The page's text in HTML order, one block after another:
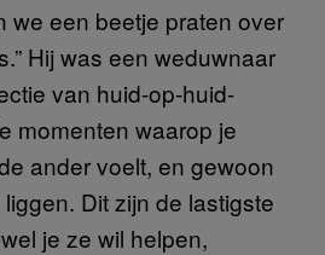
we een beetje praten over
Hij was een weduwnaar
van huid-op-huid-
momenten waarop je
ander voelt, en gewoon
Dit zijn de lastigste
je ze wil helpen,